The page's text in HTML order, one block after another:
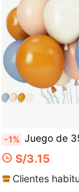
-1% Juego de 35 piezas de globos para fiesta, incluye globos de látex mate naranja, rosa, azul y blanco de 10 pulgadas reforzados a prueba de explosiones, cinta opcional a juego, perfecto para fiestas temáticas, fiestas de cumpleaños,
S/3.15
Clientes